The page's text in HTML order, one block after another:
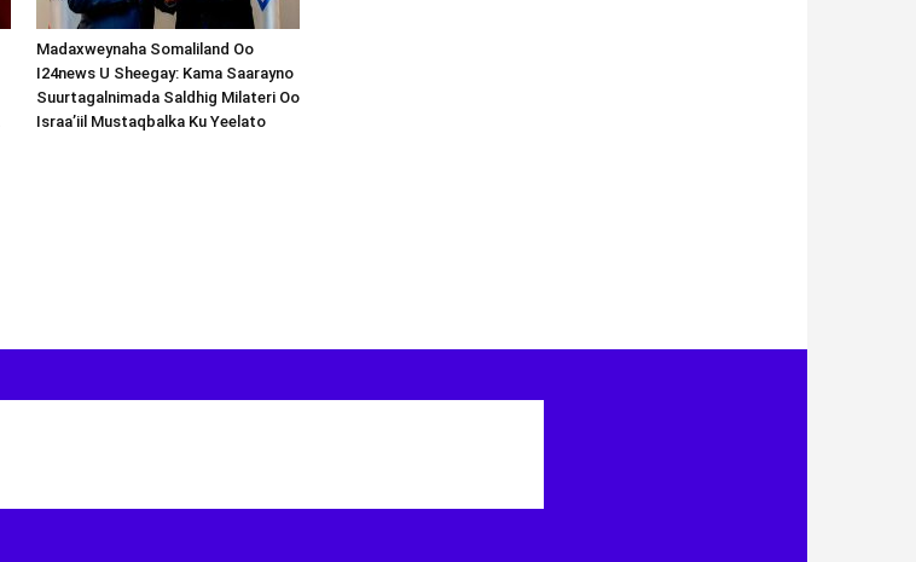
Madaxweynaha Somaliland Oo
I24news U Sheegay: Kama Saarayno
Suurtagalnimada Saldhig Milateri Oo
Israa’iil Mustaqbalka Ku Yeelato